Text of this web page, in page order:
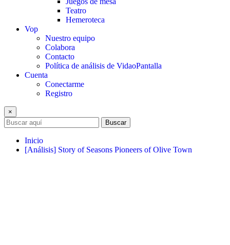
Teatro
Hemeroteca
Vop
Nuestro equipo
Colabora
Contacto
Política de análisis de VidaoPantalla
Cuenta
Conectarme
Registro
×
Buscar
Inicio
[Análisis] Story of Seasons Pioneers of Olive Town